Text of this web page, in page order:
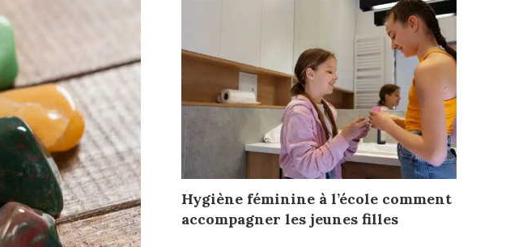
Hygiène féminine à l’école comment
accompagner les jeunes filles